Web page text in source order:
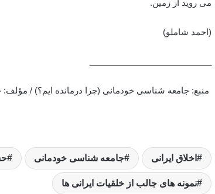
می روید از زمین.
(احمد شاملو)
منبع: جامعه شناسی خودمانی (چرا درمانده ایم؟) / مؤلف: حسن
اخلاق ایرانی جامعه شناسی خودمانی
نمونه های جالب از خلقیات ایرانی ها